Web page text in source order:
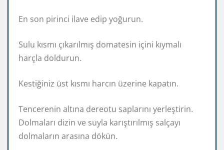
En son pirinci ilave edip yoğurun.
Sulu kısmı çıkarılmış domatesin içini kıymalı
harçla doldurun.
Kestiğiniz üst kısmı harcın üzerine kapatın.
Tencerenin altına dereotu saplarını yerleştirin.
Dolmaları dizin ve suyla karıştırılmış salçayı
dolmaların arasına dökün.